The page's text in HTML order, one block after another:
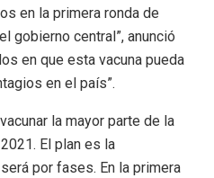
en la primera ronda de
gobierno central”, anunció
en que esta vacuna pueda
en el país”.
la mayor parte de la
El plan es la
por fases. En la primera